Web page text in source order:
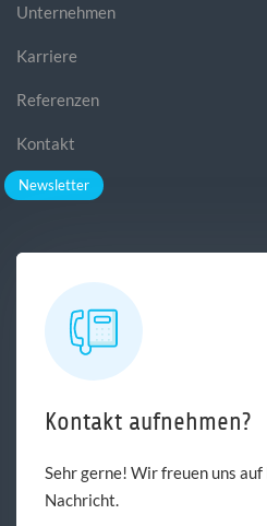
Unternehmen
Karriere
Referenzen
Kontakt
Newsletter
Kontakt aufnehmen?
Sehr gerne! Wir freuen uns
Nachricht.